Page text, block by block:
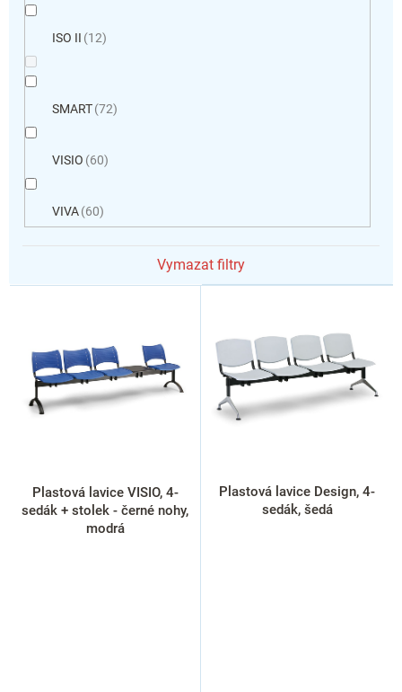
ISO II 12
SMART 72
VISIO 60
VIVA 60
Vymazat filtry
V
Plastová lavice VISIO, 4-
sedák + stolek - černé nohy,
modrá
Plastová lavice Design, 4-
sedák, šedá